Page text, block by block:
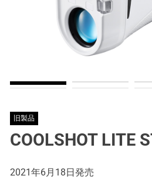
旧製品
COOLSHOT LITE
2021年6月18日発売